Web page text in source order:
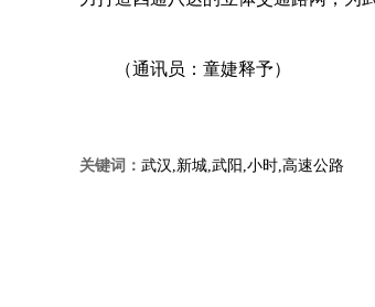
（通讯员：童婕释予）
关键词： 武汉,新城,武阳,小时,高速公路